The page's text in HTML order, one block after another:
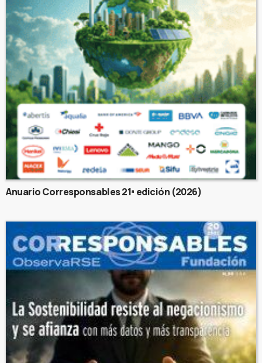
Anuario Corresponsables 21ª edición (2026)